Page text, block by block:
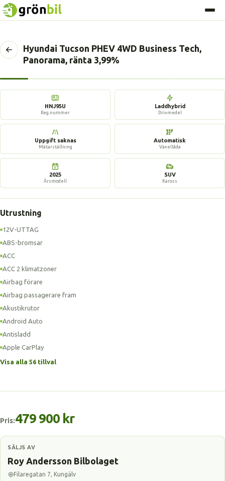
Tillbaka
sida
Hyundai Tucson PHEV 4WD Business Tech,
Panorama, ränta 3,99%
HNJ95U
Reg.nummer
Laddhybrid
Drivmedel
Uppgift saknas
Mätarställning
Automatisk
Växellåda
2025
Årsmodell
SUV
Kaross
Utrustning
12V-UTTAG
ABS-bromsar
ACC
ACC 2 klimatzoner
Airbag förare
Airbag passagerare fram
Akustikrutor
Android Auto
Antisladd
Apple CarPlay
Visa alla 56 tillval
Pris:479 900 kr
SÄLJS AV
Roy Andersson Bilbolaget
Filaregatan 7, Kungälv